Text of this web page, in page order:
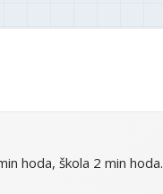
hoda, škola 2 min hoda.